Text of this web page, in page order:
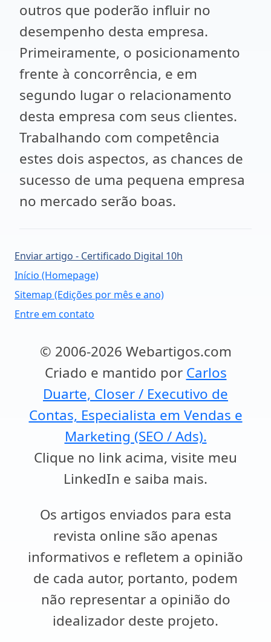
outros que poderão influir no
desempenho desta empresa.
Primeiramente, o posicionamento
frente à concorrência, e em
segundo lugar o relacionamento
desta empresa com seus clientes.
Trabalhando com competência
estes dois aspectos, as chances de
sucesso de uma pequena empresa
no mercado serão boas.
Enviar artigo - Certificado Digital 10h
Início (Homepage)
Sitemap (Edições por mês e ano)
Entre em contato
© 2006-2026 Webartigos.com
Criado e mantido por Carlos
Duarte, Closer / Executivo de
Contas, Especialista em Vendas e
Marketing (SEO / Ads).
Clique no link acima, visite meu
LinkedIn e saiba mais.
Os artigos enviados para esta
revista online são apenas
informativos e refletem a opinião
de cada autor, portanto, podem
não representar a opinião do
idealizador deste projeto.